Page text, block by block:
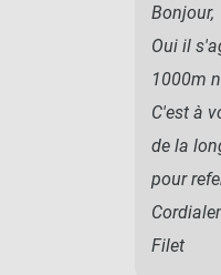
Bonjour,
Oui il
1000m
C'est à
de la
pour
Filet